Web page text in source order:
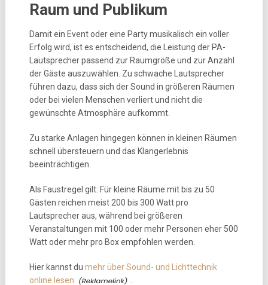
Raum und Publikum
Damit ein Event oder eine Party musikalisch ein voller
Erfolg wird, ist es entscheidend, die Leistung der PA-
Lautsprecher passend zur Raumgröße und zur Anzahl
der Gäste auszuwählen. Zu schwache Lautsprecher
führen dazu, dass sich der Sound in größeren Räumen
oder bei vielen Menschen verliert und nicht die
gewünschte Atmosphäre aufkommt.
Zu starke Anlagen hingegen können in kleinen Räumen
schnell übersteuern und das Klangerlebnis
beeinträchtigen.
Als Faustregel gilt: Für kleine Räume mit bis zu 50
Gästen reichen meist 200 bis 300 Watt pro
Lautsprecher aus, während bei größeren
Veranstaltungen mit 100 oder mehr Personen eher 500
Watt oder mehr pro Box empfohlen werden.
Hier kannst du mehr über Sound- und Lichttechnik
online lesen